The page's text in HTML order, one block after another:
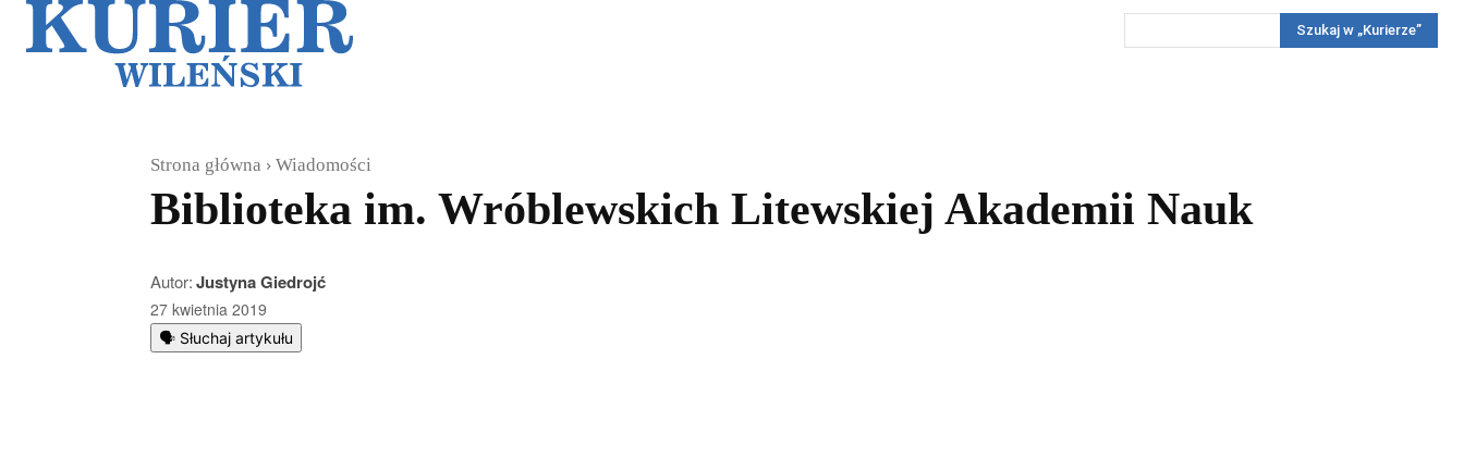
Reportaż KonkursyWięcej
Szukaj w „Kurierze”
Strona główna Wiadomości
Biblioteka im. Wróblewskich Litewskiej Akademii Nauk
Autor:Justyna Giedrojć
27 kwietnia 2019
🗣️ Słuchaj artykułu